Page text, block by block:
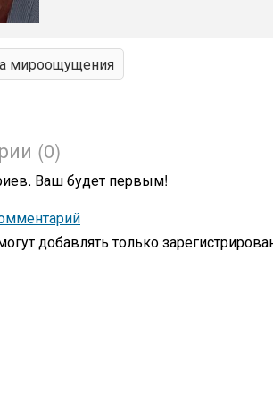
мироощущения
(0)
Ваш будет первым!
добавлять только